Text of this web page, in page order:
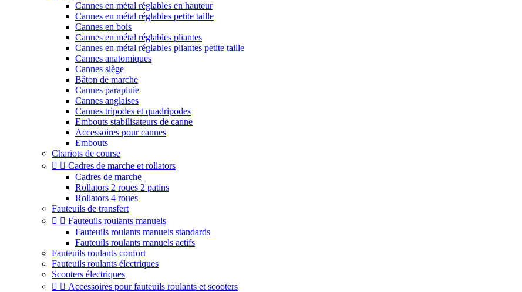
Cannes en métal réglables en hauteur
Cannes en métal réglables petite taille
Cannes en bois
Cannes en métal réglables pliantes
Cannes en métal réglables pliantes petite taille
Cannes anatomiques
Cannes siège
Bâton de marche
Cannes parapluie
Cannes anglaises
Cannes tripodes et quadripodes
Embouts stabilisateurs de canne
Accessoires pour cannes
Embouts
Chariots de course
  Cadres de marche et rollators
Cadres de marche
Rollators 2 roues 2 patins
Rollators 4 roues
Fauteuils de transfert
  Fauteuils roulants manuels
Fauteuils roulants manuels standards
Fauteuils roulants manuels actifs
Fauteuils roulants confort
Fauteuils roulants électriques
Scooters électriques
  Accessoires pour fauteuils roulants et scooters